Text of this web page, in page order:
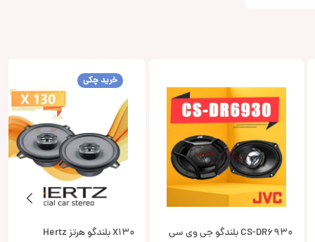
CS-DR6930 بلندگو جی وی سی
خرید چکی
X130 بلندگو هرتز Hertz